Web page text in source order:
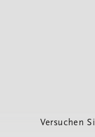
Versuchen